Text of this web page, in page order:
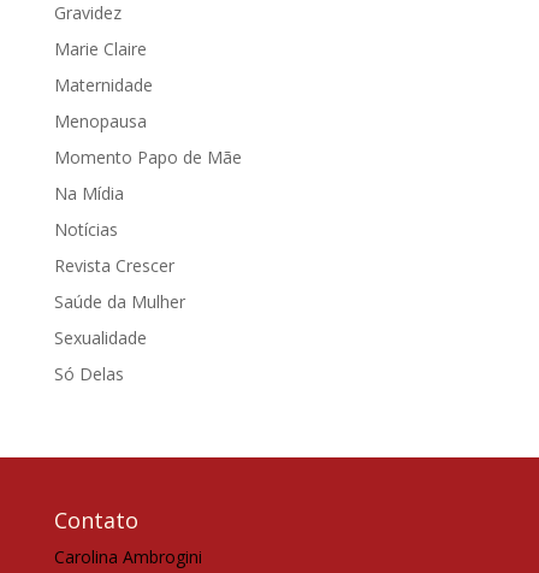
Gravidez
Marie Claire
Maternidade
Menopausa
Momento Papo de Mãe
Na Mídia
Notícias
Revista Crescer
Saúde da Mulher
Sexualidade
Só Delas
Contato
Carolina Ambrogini